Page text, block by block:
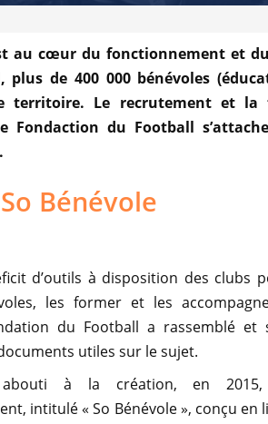
au cœur du fonctionnement et
de 400 000 bénévoles
Le recrutement et la
Fondaction du Football
Bénévole
d’outils à disposition des clubs
les former et les
du Football a rassemblé et
utiles sur le sujet.
à la création, en 2015,
intitulé « So Bénévole », conçu en